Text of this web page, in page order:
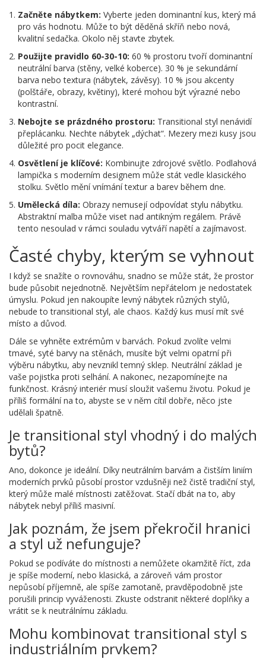
Začněte nábytkem: Vyberte jeden dominantní kus, který má
pro vás hodnotu. Může to být děděná skříň nebo nová,
kvalitní sedačka. Okolo něj stavte zbytek.
Použijte pravidlo 60-30-10: 60 % prostoru tvoří dominantní
neutrální barva (stěny, velké koberce). 30 % je sekundární
barva nebo textura (nábytek, závěsy). 10 % jsou akcenty
(polštáře, obrazy, květiny), které mohou být výrazné nebo
kontrastní.
Nebojte se prázdného prostoru: Transitional styl nenávidí
přeplácanku. Nechte nábytek „dýchat“. Mezery mezi kusy jsou
důležité pro pocit elegance.
Osvětlení je klíčové: Kombinujte zdrojové světlo. Podlahová
lampička s moderním designem může stát vedle klasického
stolku. Světlo mění vnímání textur a barev během dne.
Umělecká díla: Obrazy nemusejí odpovídat stylu nábytku.
Abstraktní malba může viset nad antikným regálem. Právě
tento nesoulad v rámci souladu vytváří napětí a zajímavost.
Časté chyby, kterým se vyhnout
I když se snažíte o rovnováhu, snadno se může stát, že prostor
bude působit nejednotně. Největším nepřátelom je nedostatek
úmyslu. Pokud jen nakoupíte levný nábytek různých stylů,
nebude to transitional styl, ale chaos. Každý kus musí mít své
místo a důvod.
Dále se vyhněte extrémům v barvách. Pokud zvolíte velmi
tmavé, syté barvy na stěnách, musíte být velmi opatrní při
výběru nábytku, aby nevznikl temný sklep. Neutrální základ je
vaše pojistka proti selhání. A nakonec, nezapomínejte na
funkčnost. Krásný interiér musí sloužit vašemu životu. Pokud je
příliš formální na to, abyste se v něm cítil dobře, něco jste
udělali špatně.
Je transitional styl vhodný i do malých
bytů?
Ano, dokonce je ideální. Díky neutrálním barvám a čistším liniím
moderních prvků působí prostor vzdušněji než čistě tradiční styl,
který může malé místnosti zatěžovat. Stačí dbát na to, aby
nábytek nebyl příliš masivní.
Jak poznám, že jsem překročil hranici
a styl už nefunguje?
Pokud se podíváte do místnosti a nemůžete okamžitě říct, zda
je spíše moderní, nebo klasická, a zároveň vám prostor
nepůsobí příjemně, ale spíše zamotaně, pravděpodobně jste
porušili princip vyváženosti. Zkuste odstranit některé doplňky a
vrátit se k neutrálnímu základu.
Mohu kombinovat transitional styl s
industriálním prvkem?